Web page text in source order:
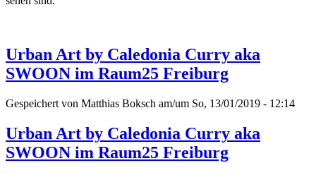
Urban Art by Caledonia Curry aka
SWOON im Raum25 Freiburg
Gespeichert von Matthias Boksch am/um So, 13/01/2019 - 12:14
Urban Art by Caledonia Curry aka
SWOON im Raum25 Freiburg